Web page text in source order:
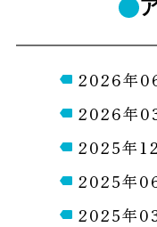
2026年
2026年
2025年
2025年
2025年